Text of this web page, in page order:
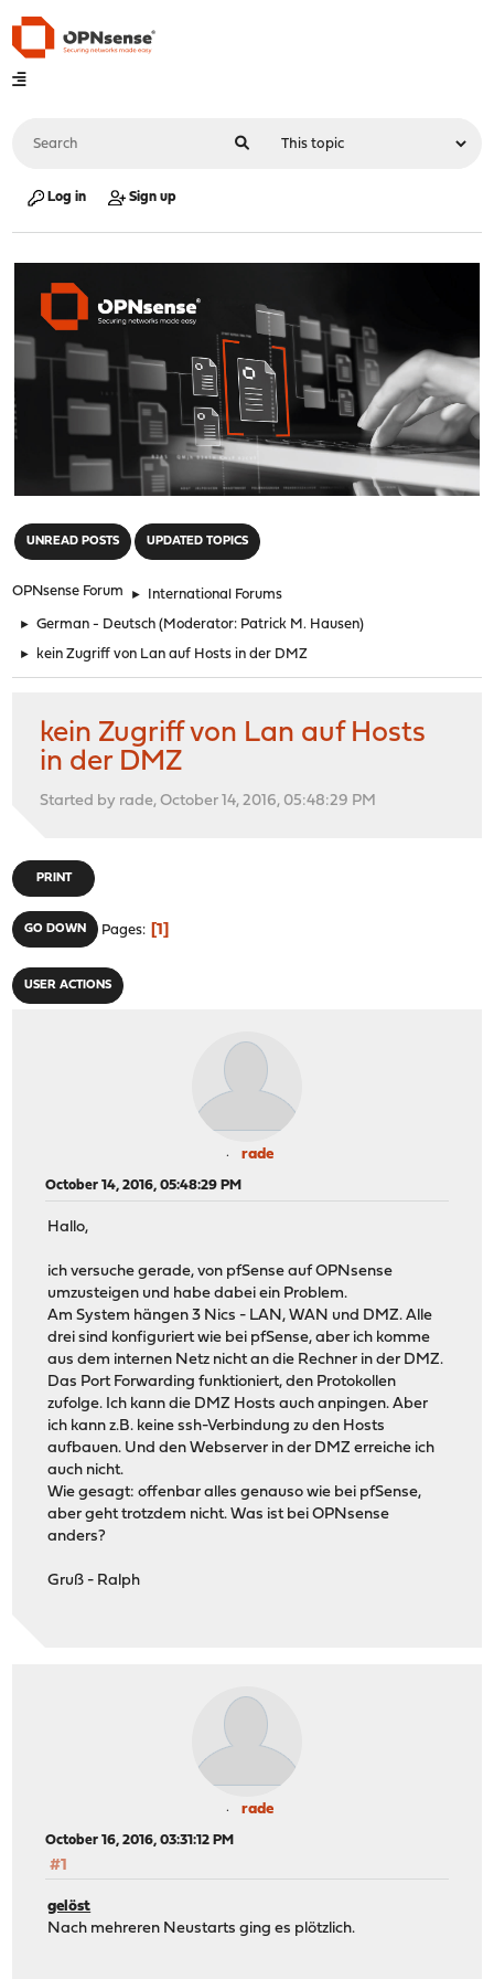
Log in Sign up
UNREAD POSTS UPDATED TOPICS
OPNsense Forum ► International Forums
► German - Deutsch (Moderator: Patrick M. Hausen)
► kein Zugriff von Lan auf Hosts in der DMZ
kein Zugriff von Lan auf Hosts
in der DMZ
Started by rade, October 14, 2016, 05:48:29 PM
PRINT
GO DOWN Pages 1
USER ACTIONS
rade
October 14, 2016, 05:48:29 PM
Hallo,
ich versuche gerade, von pfSense auf OPNsense
umzusteigen und habe dabei ein Problem.
Am System hängen 3 Nics - LAN, WAN und DMZ. Alle
drei sind konfiguriert wie bei pfSense, aber ich komme
aus dem internen Netz nicht an die Rechner in der DMZ.
Das Port Forwarding funktioniert, den Protokollen
zufolge. Ich kann die DMZ Hosts auch anpingen. Aber
ich kann z.B. keine ssh-Verbindung zu den Hosts
aufbauen. Und den Webserver in der DMZ erreiche ich
auch nicht.
Wie gesagt: offenbar alles genauso wie bei pfSense,
aber geht trotzdem nicht. Was ist bei OPNsense
anders?
Gruß - Ralph
rade
October 16, 2016, 03:31:12 PM
#1
gelöst
Nach mehreren Neustarts ging es plötzlich.